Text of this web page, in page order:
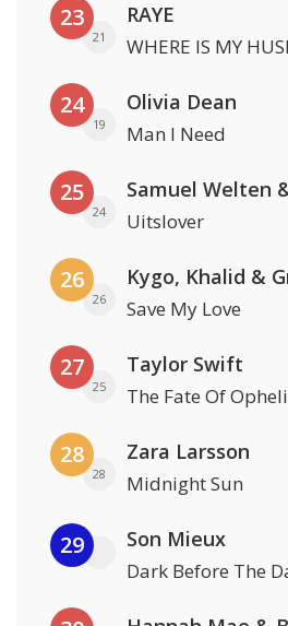
23
21
RAYE
WHERE IS MY
24
19
Olivia Dean
Man I Need
25
24
Samuel Welten
Uitslover
26
26
Kygo, Khalid &
Save My Love
27
25
Taylor Swift
The Fate Of
28
28
Zara Larsson
Midnight Sun
29 Son Mieux
Dark Before The